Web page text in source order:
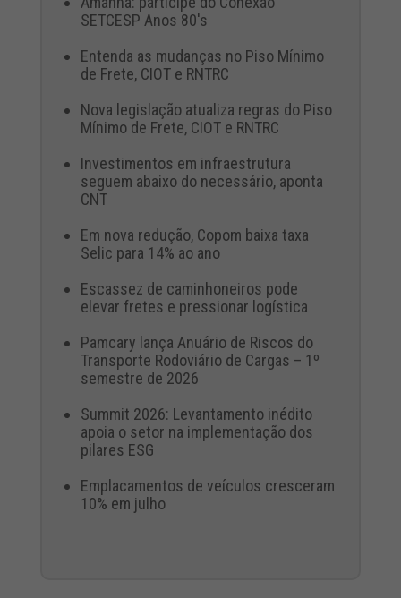
SETCESP Anos 80's
Entenda as mudanças no Piso Mínimo
de Frete, CIOT e RNTRC
Nova legislação atualiza regras do Piso
Mínimo de Frete, CIOT e RNTRC
Investimentos em infraestrutura
seguem abaixo do necessário, aponta
CNT
Em nova redução, Copom baixa taxa
Selic para 14% ao ano
Escassez de caminhoneiros pode
elevar fretes e pressionar logística
Pamcary lança Anuário de Riscos do
Transporte Rodoviário de Cargas – 1º
semestre de 2026
Summit 2026: Levantamento inédito
apoia o setor na implementação dos
pilares ESG
Emplacamentos de veículos cresceram
10% em julho